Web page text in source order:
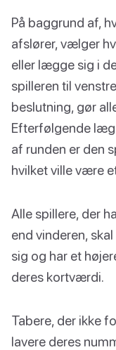
På baggrund af,
afslører, vælger
eller lægge sig i
spilleren til
beslutning, gør
Efterfølgende
af runden er den
hvilket ville være
Alle spillere, der
end vinderen,
sig og har et
deres kortværdi.
Tabere, der ikke
lavere deres